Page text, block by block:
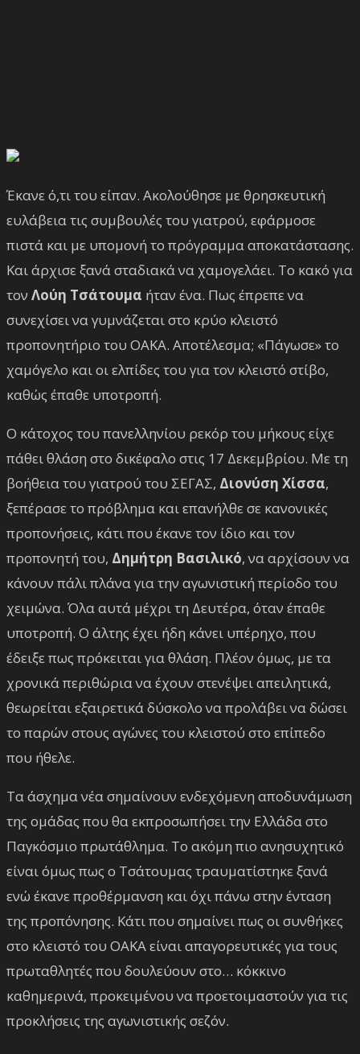
Έκανε ό,τι του είπαν. Ακολούθησε με θρησκευτική
ευλάβεια τις συμβουλές του γιατρού, εφάρμοσε
πιστά και με υπομονή το πρόγραμμα αποκατάστασης.
Και άρχισε ξανά σταδιακά να χαμογελάει. Το κακό για
τον Λούη Τσάτουμα ήταν ένα. Πως έπρεπε να
συνεχίσει να γυμνάζεται στο κρύο κλειστό
προπονητήριο του ΟΑΚΑ. Αποτέλεσμα; «Πάγωσε» το
χαμόγελο και οι ελπίδες του για τον κλειστό στίβο,
καθώς έπαθε υποτροπή.
Ο κάτοχος του πανελληνίου ρεκόρ του μήκους είχε
πάθει θλάση στο δικέφαλο στις 17 Δεκεμβρίου. Με τη
βοήθεια του γιατρού του ΣΕΓΑΣ, Διονύση Χίσσα,
ξεπέρασε το πρόβλημα και επανήλθε σε κανονικές
προπονήσεις, κάτι που έκανε τον ίδιο και τον
προπονητή του, Δημήτρη Βασιλικό, να αρχίσουν να
κάνουν πάλι πλάνα για την αγωνιστική περίοδο του
χειμώνα. Όλα αυτά μέχρι τη Δευτέρα, όταν έπαθε
υποτροπή. Ο άλτης έχει ήδη κάνει υπέρηχο, που
έδειξε πως πρόκειται για θλάση. Πλέον όμως, με τα
χρονικά περιθώρια να έχουν στενέψει απειλητικά,
θεωρείται εξαιρετικά δύσκολο να προλάβει να δώσει
το παρών στους αγώνες του κλειστού στο επίπεδο
που ήθελε.
Τα άσχημα νέα σημαίνουν ενδεχόμενη αποδυνάμωση
της ομάδας που θα εκπροσωπήσει την Ελλάδα στο
Παγκόσμιο πρωτάθλημα. Το ακόμη πιο ανησυχητικό
είναι όμως πως ο Τσάτουμας τραυματίστηκε ξανά
ενώ έκανε προθέρμανση και όχι πάνω στην ένταση
της προπόνησης. Κάτι που σημαίνει πως οι συνθήκες
στο κλειστό του ΟΑΚΑ είναι απαγορευτικές για τους
πρωταθλητές που δουλεύουν στο… κόκκινο
καθημερινά, προκειμένου να προετοιμαστούν για τις
προκλήσεις της αγωνιστικής σεζόν.